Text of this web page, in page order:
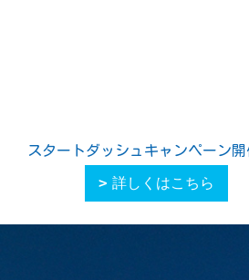
スタートダッシュキャンペーン
詳しくはこちら